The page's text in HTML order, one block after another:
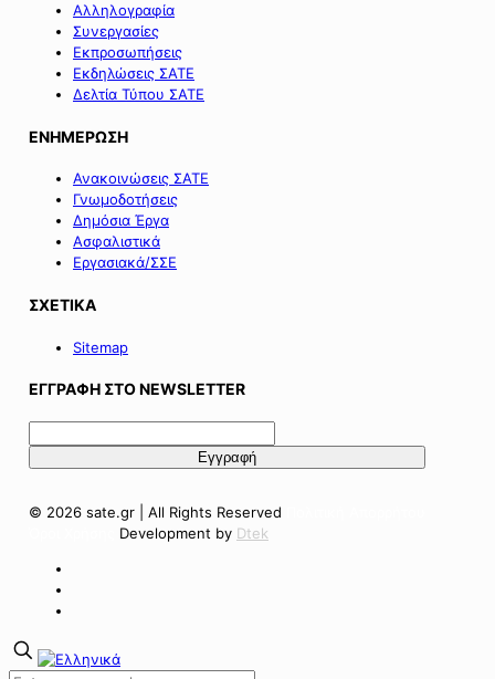
Αλληλογραφία
Συνεργασίες
Εκπροσωπήσεις
Εκδηλώσεις ΣΑΤΕ
Δελτία Τύπου ΣΑΤΕ
ΕΝΗΜΕΡΩΣΗ
Ανακοινώσεις ΣΑΤΕ
Γνωμοδοτήσεις
Δημόσια Έργα
Ασφαλιστικά
Εργασιακά/ΣΣΕ
ΣΧΕΤΙΚΑ
Sitemap
ΕΓΓΡΑΦΗ ΣΤΟ NEWSLETTER
© 2026 sate.gr | All Rights Reserved
Development by Dtek